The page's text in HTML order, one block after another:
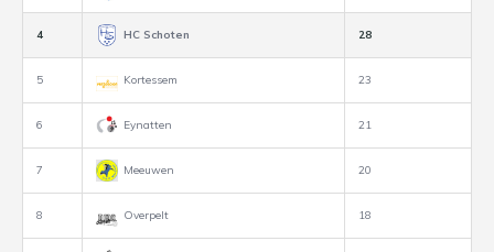
4 HC Schoten 28
5 Kortessem 23
6 Eynatten 21
7 Meeuwen 20
8 Overpelt 18